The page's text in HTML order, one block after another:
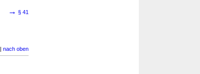
→ § 41
| nach oben